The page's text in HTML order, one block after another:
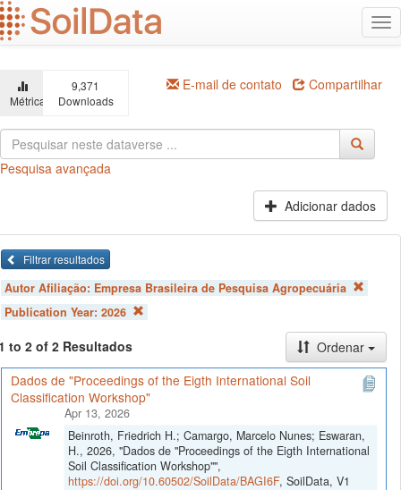
Ir
para
o
principal
Métricas
9,371
Downloads
E-mail de contato Compartilhar
Pesquisa avançada
Adicionar dados
Filtrar resultados
Autor Afiliação: Empresa Brasileira de Pesquisa Agropecuária
Publication Year: 2026
to 2 of 2 Resultados
Ordenar
Dados de "Proceedings of the Eigth International Soil
Classification Workshop"
Apr 13, 2026
Beinroth, Friedrich H.; Camargo, Marcelo Nunes; Eswaran,
H., 2026, "Dados de "Proceedings of the Eigth International
Soil Classification Workshop"",
https://doi.org/10.60502/SoilData/BAGI6F, SoilData, V1